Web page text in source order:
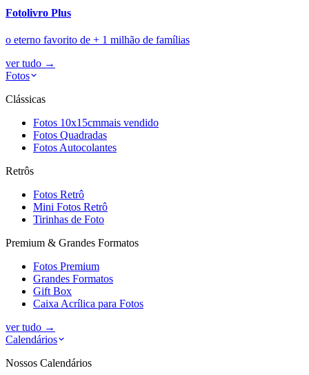
Fotolivro Plus
o eterno favorito de + 1 milhão de famílias
ver tudo →
Fotos
Clássicas
Fotos 10x15cmmais vendido
Fotos Quadradas
Fotos Autocolantes
Retrôs
Fotos Retrô
Mini Fotos Retrô
Tirinhas de Foto
Premium & Grandes Formatos
Fotos Premium
Grandes Formatos
Gift Box
Caixa Acrílica para Fotos
ver tudo →
Calendários
Nossos Calendários